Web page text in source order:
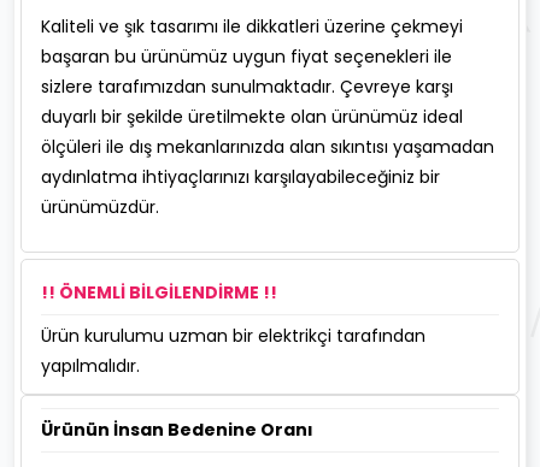
Kaliteli ve şık tasarımı ile dikkatleri üzerine çekmeyi
başaran bu ürünümüz uygun fiyat seçenekleri ile
sizlere tarafımızdan sunulmaktadır. Çevreye karşı
duyarlı bir şekilde üretilmekte olan ürünümüz ideal
ölçüleri ile dış mekanlarınızda alan sıkıntısı yaşamadan
aydınlatma ihtiyaçlarınızı karşılayabileceğiniz bir
ürünümüzdür.
!! ÖNEMLİ BİLGİLENDİRME !!
Ürün kurulumu uzman bir elektrikçi tarafından
yapılmalıdır.
Ürünün İnsan Bedenine Oranı